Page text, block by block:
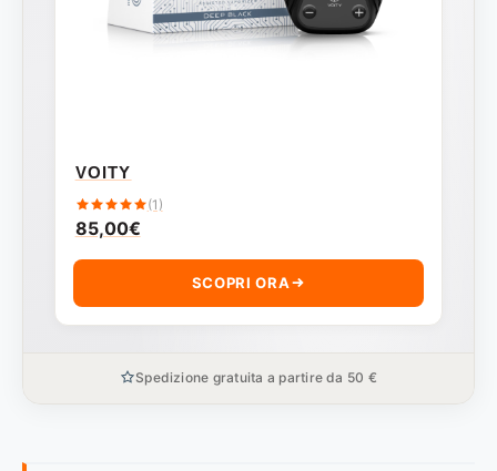
VOITY
(1)
85,00€
SCOPRI ORA
Spedizione gratuita a partire da 50 €